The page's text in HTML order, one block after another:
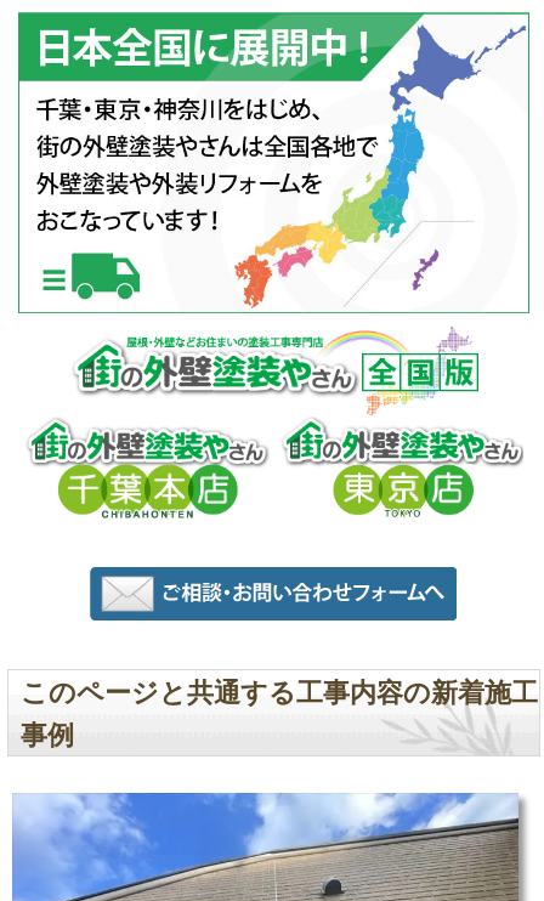
このページと共通する工事内容の新着施工
事例